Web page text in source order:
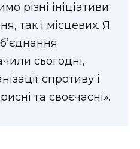
різні ініціативи
так і місцевих. Я
сьогодні,
спротиву і
та своєчасні».